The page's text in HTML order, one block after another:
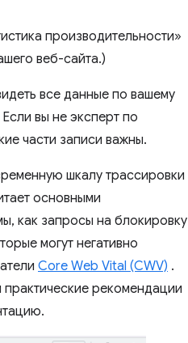
производительности»
веб-сайта.)
все данные по вашему
вы не эксперт по
части записи важны.
шкалу трассировки
основными
как запросы на блокировку
могут негативно
Core Web Vital (CWV) .
рекомендации